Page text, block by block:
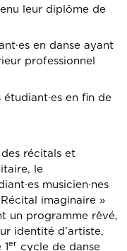
leur diplôme de
en danse ayant
professionnel
étudiant·es en fin de
récitals et
le
musicien·nes
imaginaire »
un programme rêvé,
identité d’artiste,
er cycle de danse